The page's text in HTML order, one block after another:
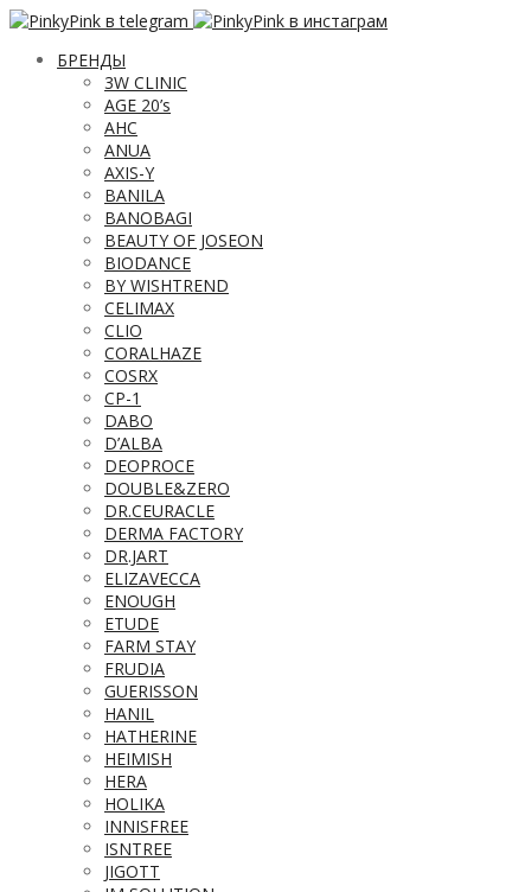
БРЕНДЫ
3W CLINIC
AGE 20’s
AHC
ANUA
AXIS-Y
BANILA
BANOBAGI
BEAUTY OF JOSEON
BIODANCE
BY WISHTREND
CELIMAX
CLIO
CORALHAZE
COSRX
CP-1
DABO
D’ALBA
DEOPROCE
DOUBLE&ZERO
DR.CEURACLE
DERMA FACTORY
DR.JART
ELIZAVECCA
ENOUGH
ETUDE
FARM STAY
FRUDIA
GUERISSON
HANIL
HATHERINE
HEIMISH
HERA
HOLIKA
INNISFREE
ISNTREE
JIGOTT